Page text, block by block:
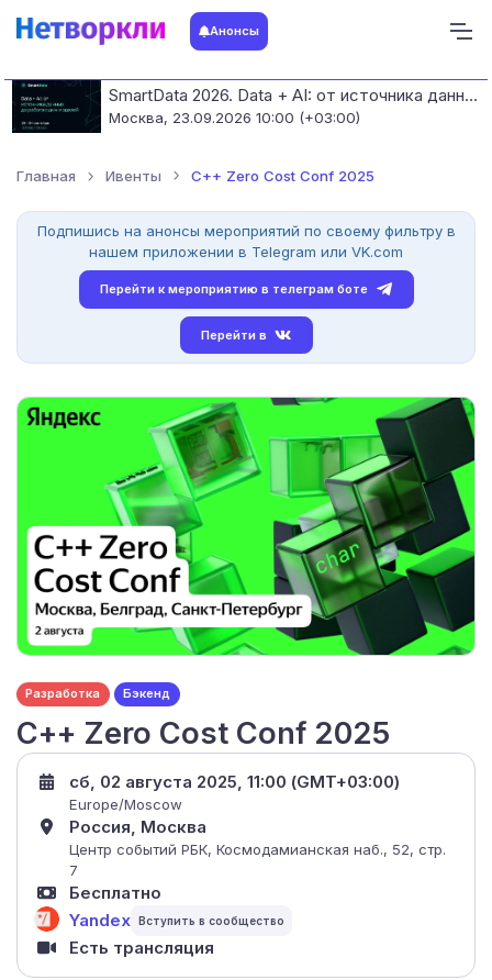
Анонсы
SmartData 2026. Data + AI: от источника данных до работающих моделей
Москва, 23.09.2026 10:00 (+03:00)
Главная Ивенты С++ Zero Cost Conf 2025
Подпишись на анонсы мероприятий по своему фильтру в
нашем приложении в Telegram или VK.com
Перейти к мероприятию в телеграм боте
Перейти в
Разработка Бэкенд
С++ Zero Cost Conf 2025
сб, 02 августа 2025, 11:00 (GMT+03:00)
Europe/Moscow
Россия, Москва
Центр событий РБК, Космодамианская наб., 52, стр.
7
Бесплатно
Yandex
Есть трансляция